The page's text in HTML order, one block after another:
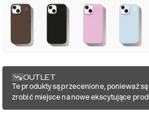
OUTLET
Te produkty są przecenione, ponieważ
zrobić miejsce na nowe ekscytujące